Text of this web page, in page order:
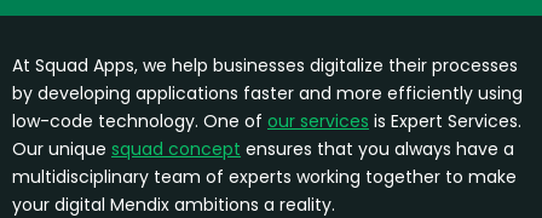
At Squad Apps, we help businesses digitalize their processes
by developing applications faster and more efficiently using
low-code technology. One of our services is Expert Services.
Our unique squad concept ensures that you always have a
multidisciplinary team of experts working together to make
your digital Mendix ambitions a reality.